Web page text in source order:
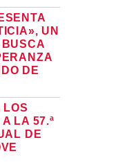
UN
DE
LOS
LA 57.ª
DE